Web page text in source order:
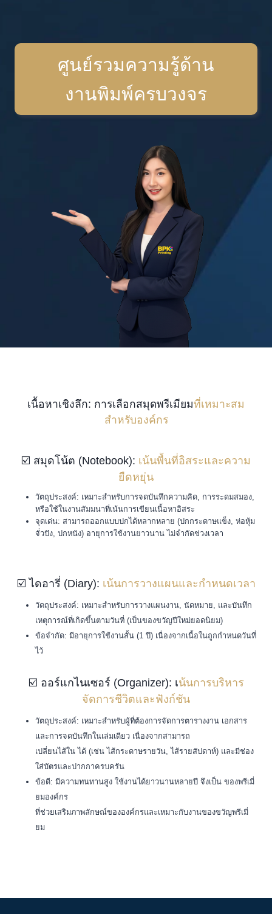
ศูนย์รวมความรู้ด้าน
งานพิมพ์ครบวงจร
เนื้อหาเชิงลึก: การเลือกสมุดพรีเมียมที่เหมาะสม
สำหรับองค์กร
☑️ สมุดโน้ต (Notebook): เน้นพื้นที่อิสระและความ
ยืดหยุ่น
วัตถุประสงค์: เหมาะสำหรับการจดบันทึกความคิด, การระดมสมอง,
หรือใช้ในงานสัมมนาที่เน้นการเขียนเนื้อหาอิสระ
จุดเด่น: สามารถออกแบบปกได้หลากหลาย (ปกกระดาษแข็ง, ห่อหุ้ม
จั่วปัง, ปกหนัง) อายุการใช้งานยาวนาน ไม่จำกัดช่วงเวลา
☑️ ไดอารี่ (Diary): เน้นการวางแผนและกำหนดเวลา
วัตถุประสงค์: เหมาะสำหรับการวางแผนงาน, นัดหมาย, และบันทึก
เหตุการณ์ที่เกิดขึ้นตามวันที่ (เป็นของขวัญปีใหม่ยอดนิยม)
ข้อจำกัด: มีอายุการใช้งานสั้น (1 ปี) เนื่องจากเนื้อในถูกกำหนดวันที่
ไว้
☑️ ออร์แกไนเซอร์ (Organizer): เน้นการบริหาร
จัดการชีวิตและฟังก์ชัน
วัตถุประสงค์: เหมาะสำหรับผู้ที่ต้องการจัดการตารางงาน เอกสาร
และการจดบันทึกในเล่มเดียว เนื่องจากสามารถ
เปลี่ยนไส้ใน ได้ (เช่น ไส้กระดาษรายวัน, ไส้รายสัปดาห์) และมีช่อง
ใส่บัตรและปากกาครบครัน
ข้อดี: มีความทนทานสูง ใช้งานได้ยาวนานหลายปี จึงเป็น ของพรีเมี่
ยมองค์กร
ที่ช่วยเสริมภาพลักษณ์ขององค์กรและเหมาะกับงานของขวัญพรีเมี่
ยม